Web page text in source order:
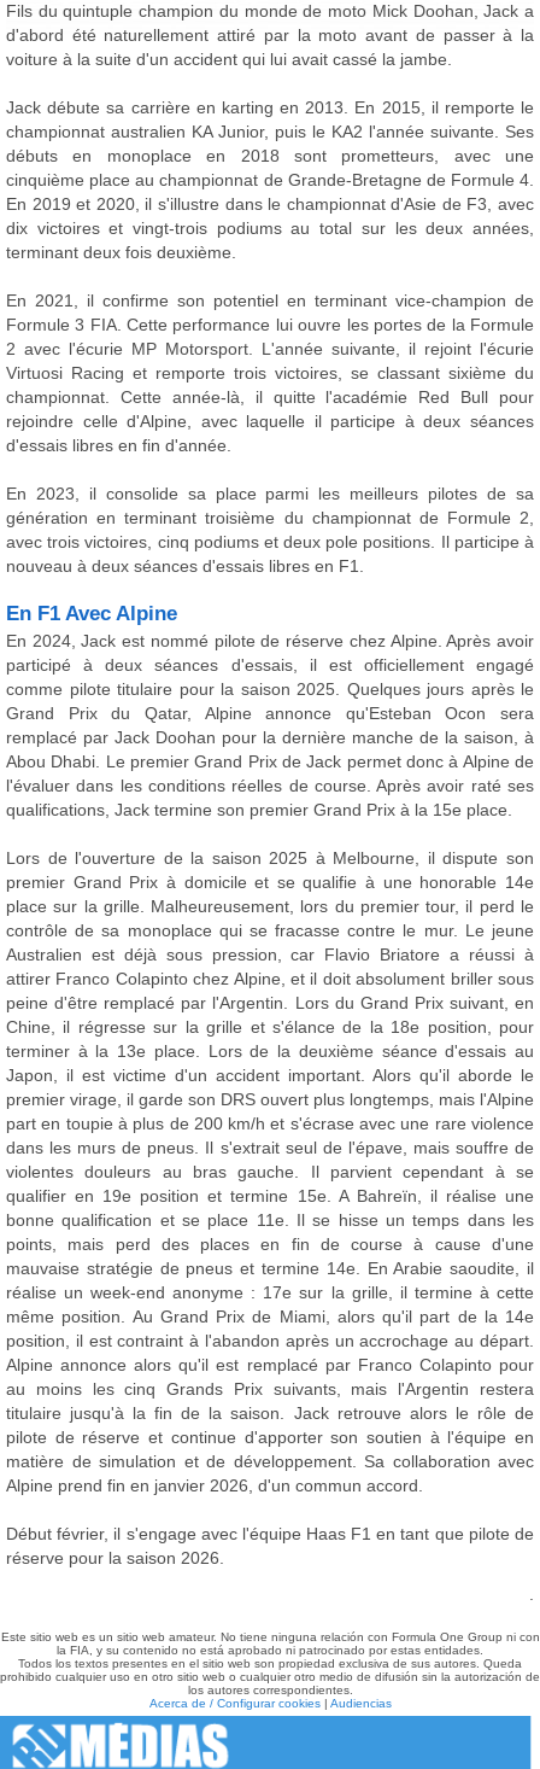
Fils du quintuple champion du monde de moto Mick Doohan, Jack a
d'abord été naturellement attiré par la moto avant de passer à la
voiture à la suite d'un accident qui lui avait cassé la jambe.
Jack débute sa carrière en karting en 2013. En 2015, il remporte le
championnat australien KA Junior, puis le KA2 l'année suivante. Ses
débuts en monoplace en 2018 sont prometteurs, avec une
cinquième place au championnat de Grande-Bretagne de Formule 4.
En 2019 et 2020, il s'illustre dans le championnat d'Asie de F3, avec
dix victoires et vingt-trois podiums au total sur les deux années,
terminant deux fois deuxième.
En 2021, il confirme son potentiel en terminant vice-champion de
Formule 3 FIA. Cette performance lui ouvre les portes de la Formule
2 avec l'écurie MP Motorsport. L'année suivante, il rejoint l'écurie
Virtuosi Racing et remporte trois victoires, se classant sixième du
championnat. Cette année-là, il quitte l'académie Red Bull pour
rejoindre celle d'Alpine, avec laquelle il participe à deux séances
d'essais libres en fin d'année.
En 2023, il consolide sa place parmi les meilleurs pilotes de sa
génération en terminant troisième du championnat de Formule 2,
avec trois victoires, cinq podiums et deux pole positions. Il participe à
nouveau à deux séances d'essais libres en F1.
En F1 Avec Alpine
En 2024, Jack est nommé pilote de réserve chez Alpine. Après avoir
participé à deux séances d'essais, il est officiellement engagé
comme pilote titulaire pour la saison 2025. Quelques jours après le
Grand Prix du Qatar, Alpine annonce qu'Esteban Ocon sera
remplacé par Jack Doohan pour la dernière manche de la saison, à
Abou Dhabi. Le premier Grand Prix de Jack permet donc à Alpine de
l'évaluer dans les conditions réelles de course. Après avoir raté ses
qualifications, Jack termine son premier Grand Prix à la 15e place.
Lors de l'ouverture de la saison 2025 à Melbourne, il dispute son
premier Grand Prix à domicile et se qualifie à une honorable 14e
place sur la grille. Malheureusement, lors du premier tour, il perd le
contrôle de sa monoplace qui se fracasse contre le mur. Le jeune
Australien est déjà sous pression, car Flavio Briatore a réussi à
attirer Franco Colapinto chez Alpine, et il doit absolument briller sous
peine d'être remplacé par l'Argentin. Lors du Grand Prix suivant, en
Chine, il régresse sur la grille et s'élance de la 18e position, pour
terminer à la 13e place. Lors de la deuxième séance d'essais au
Japon, il est victime d'un accident important. Alors qu'il aborde le
premier virage, il garde son DRS ouvert plus longtemps, mais l'Alpine
part en toupie à plus de 200 km/h et s'écrase avec une rare violence
dans les murs de pneus. Il s'extrait seul de l'épave, mais souffre de
violentes douleurs au bras gauche. Il parvient cependant à se
qualifier en 19e position et termine 15e. A Bahreïn, il réalise une
bonne qualification et se place 11e. Il se hisse un temps dans les
points, mais perd des places en fin de course à cause d'une
mauvaise stratégie de pneus et termine 14e. En Arabie saoudite, il
réalise un week-end anonyme : 17e sur la grille, il termine à cette
même position. Au Grand Prix de Miami, alors qu'il part de la 14e
position, il est contraint à l'abandon après un accrochage au départ.
Alpine annonce alors qu'il est remplacé par Franco Colapinto pour
au moins les cinq Grands Prix suivants, mais l'Argentin restera
titulaire jusqu'à la fin de la saison. Jack retrouve alors le rôle de
pilote de réserve et continue d'apporter son soutien à l'équipe en
matière de simulation et de développement. Sa collaboration avec
Alpine prend fin en janvier 2026, d'un commun accord.
Début février, il s'engage avec l'équipe Haas F1 en tant que pilote de
réserve pour la saison 2026.
Este sitio web es un sitio web amateur. No tiene ninguna relación con Formula One Group ni con
la FIA, y su contenido no está aprobado ni patrocinado por estas entidades.
Todos los textos presentes en el sitio web son propiedad exclusiva de sus autores. Queda
prohibido cualquier uso en otro sitio web o cualquier otro medio de difusión sin la autorización de
los autores correspondientes.
Acerca de / Configurar cookies| Audiencias